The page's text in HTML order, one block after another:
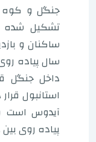
جنگل و کوه
تشکیل شده
ساکنان و
سال پیاده
داخل جنگل
استانبول
آیدوس است
پیاده روی بین